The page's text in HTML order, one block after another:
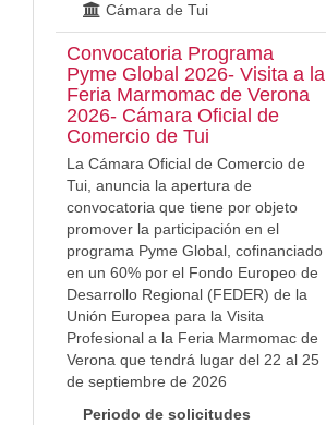
Cámara de Tui
Convocatoria Programa
Pyme Global 2026- Visita a la
Feria Marmomac de Verona
2026- Cámara Oficial de
Comercio de Tui
La Cámara Oficial de Comercio de
Tui, anuncia la apertura de
convocatoria que tiene por objeto
promover la participación en el
programa Pyme Global, cofinanciado
en un 60% por el Fondo Europeo de
Desarrollo Regional (FEDER) de la
Unión Europea para la Visita
Profesional a la Feria Marmomac de
Verona que tendrá lugar del 22 al 25
de septiembre de 2026
Periodo de solicitudes